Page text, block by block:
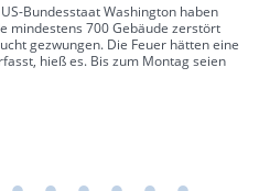
Bundesstaat Washington haben
mindestens 700 Gebäude zerstört
gezwungen. Die Feuer hätten eine
hieß es. Bis zum Montag seien